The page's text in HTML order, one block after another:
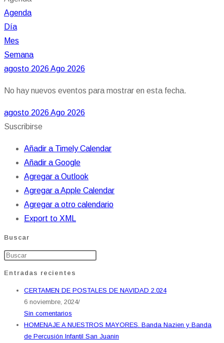
Agenda
Día
Mes
Semana
agosto 2026 Ago 2026
No hay nuevos eventos para mostrar en esta fecha.
agosto 2026 Ago 2026
Suscribirse
Añadir a Timely Calendar
Añadir a Google
Agregar a Outlook
Agregar a Apple Calendar
Agregar a otro calendario
Export to XML
Buscar
Entradas recientes
CERTAMEN DE POSTALES DE NAVIDAD 2.024
6 noviembre, 2024/
Sin comentarios
HOMENAJE A NUESTROS MAYORES. Banda Nazien y Banda
de Percusión Infantil San Juanin